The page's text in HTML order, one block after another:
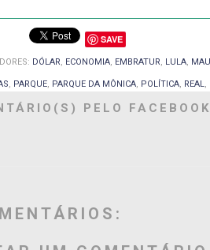
SAVE
DÓLAR, ECONOMIA, EMBRATUR, LULA,
, PARQUE, PARQUE DA MÔNICA, POLÍTICA, REAL,
PELO